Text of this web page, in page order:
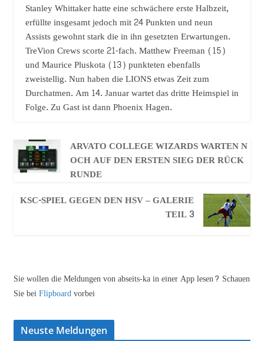
Stanley Whittaker hatte eine schwächere erste Halbzeit,
erfüllte insgesamt jedoch mit 24 Punkten und neun
Assists gewohnt stark die in ihn gesetzten Erwartungen.
TreVion Crews scorte 21-fach. Matthew Freeman (15)
und Maurice Pluskota (13) punkteten ebenfalls
zweistellig. Nun haben die LIONS etwas Zeit zum
Durchatmen. Am 14. Januar wartet das dritte Heimspiel in
Folge. Zu Gast ist dann Phoenix Hagen.
ARVATO COLLEGE WIZARDS WARTEN N
OCH AUF DEN ERSTEN SIEG DER RÜCK
RUNDE
KSC-SPIEL GEGEN DEN HSV – GALERIE
TEIL 3
Sie wollen die Meldungen von abseits-ka in einer App lesen? Schauen
Sie beiFlipboardvorbei
Neuste Meldungen